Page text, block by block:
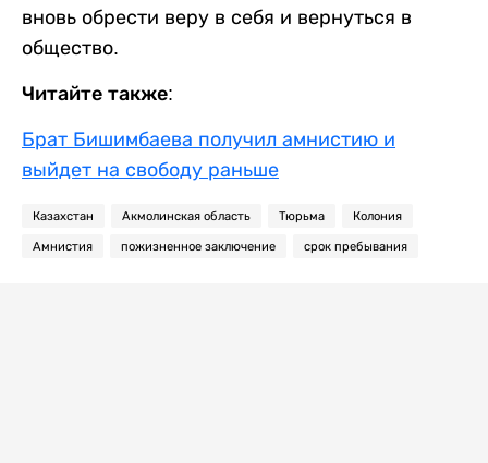
вновь обрести веру в себя и вернуться в
общество.
Читайте также:
Брат Бишимбаева получил амнистию и
выйдет на свободу раньше
Казахстан Акмолинская область Тюрьма Колония
Амнистия пожизненное заключение срок пребывания